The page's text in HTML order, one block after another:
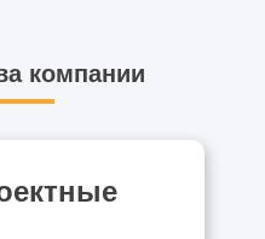
компании